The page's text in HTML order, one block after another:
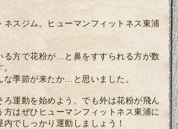
ネスジム。ヒューマンフィットネス東浦
る方で花粉が…と鼻をすすられる方が数
な季節が来たか…と思いました。
ろ運動を始めよう、でも外は花粉が飛ん
方はぜひヒューマンフィットネス東浦に
でしっかり運動しましょう！